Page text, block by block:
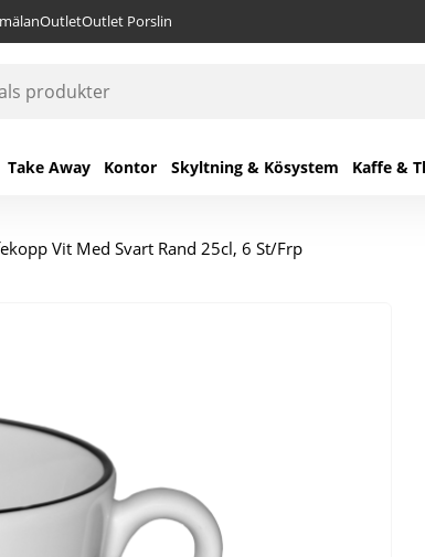
OutletOutlet Porslin
Take Away Kontor Skyltning & Kösystem Kaffe &
Vit Med Svart Rand 25cl, 6 St/Frp